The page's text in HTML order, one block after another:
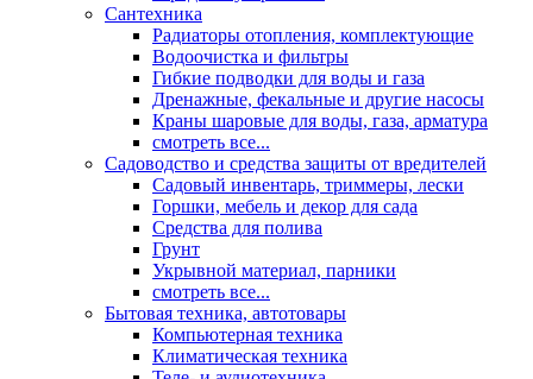
Сантехника
Радиаторы отопления, комплектующие
Водоочистка и фильтры
Гибкие подводки для воды и газа
Дренажные, фекальные и другие насосы
Краны шаровые для воды, газа, арматура
смотреть все...
Садоводство и средства защиты от вредителей
Садовый инвентарь, триммеры, лески
Горшки, мебель и декор для сада
Средства для полива
Грунт
Укрывной материал, парники
смотреть все...
Бытовая техника, автотовары
Компьютерная техника
Климатическая техника